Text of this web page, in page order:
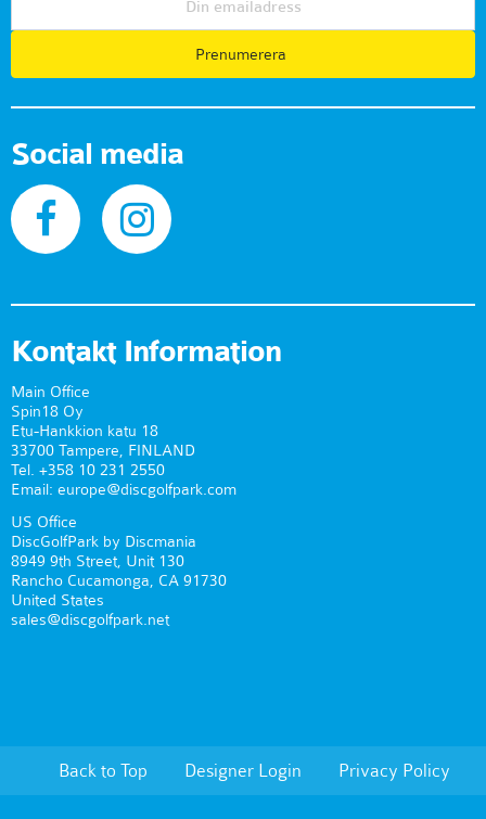
Prenumerera
Social media
Kontakt Information
Main Office
Spin18 Oy
Etu-Hankkion katu 18
33700 Tampere, FINLAND
Tel. +358 10 231 2550
Email: europe@discgolfpark.com
US Office
DiscGolfPark by Discmania
8949 9th Street, Unit 130
Rancho Cucamonga, CA 91730
United States
sales@discgolfpark.net
Back to Top Designer Login Privacy Policy